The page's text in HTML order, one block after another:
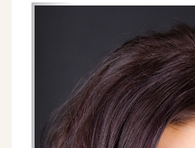
Föregående